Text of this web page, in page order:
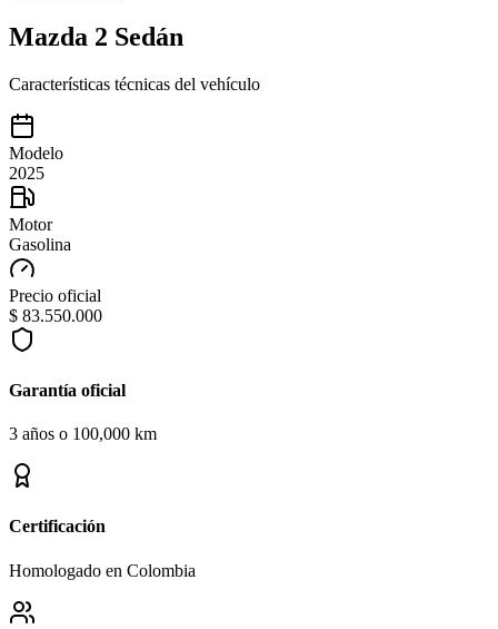
Mazda 2 Sedán
Características técnicas del vehículo
Modelo
2025
Motor
Gasolina
Precio oficial
$ 83.550.000
Garantía oficial
3 años o 100,000 km
Certificación
Homologado en Colombia